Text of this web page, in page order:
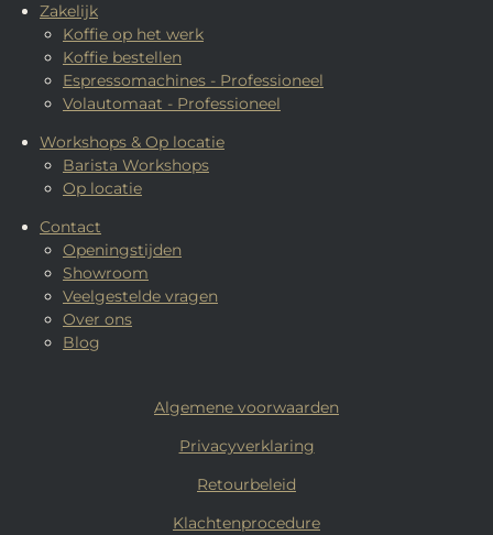
Zakelijk
Koffie op het werk
Koffie bestellen
Espressomachines - Professioneel
Volautomaat - Professioneel
Workshops & Op locatie
Barista Workshops
Op locatie
Contact
Openingstijden
Showroom
Veelgestelde vragen
Over ons
Blog
Algemene voorwaarden
Privacyverklaring
Retourbeleid
Klachtenprocedure